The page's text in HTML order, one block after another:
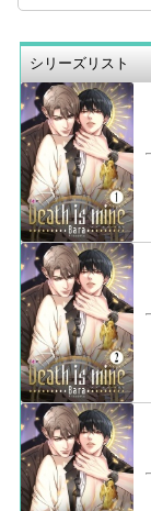
シリーズリスト